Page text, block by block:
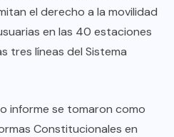
el derecho a la movilidad
en las 40 estaciones
tres líneas del Sistema
informe se tomaron como
Constitucionales en